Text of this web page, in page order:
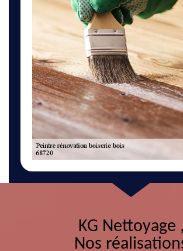
KG Nettoyage ,
Nos